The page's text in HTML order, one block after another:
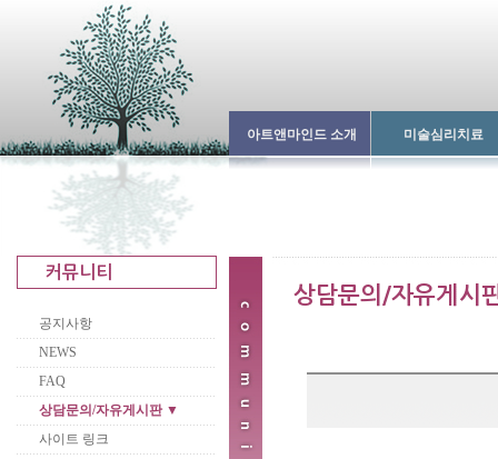
아트앤마인드 소개 미술심리치료
공지사항
NEWS
FAQ
상담문의/자유게시판 ▼
사이트 링크